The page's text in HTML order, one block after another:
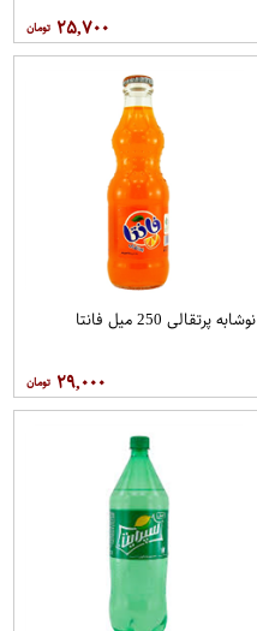
۲۵,۷۰۰
نوشابه پرتقالی 250 میل فانتا
۲۹,۰۰۰